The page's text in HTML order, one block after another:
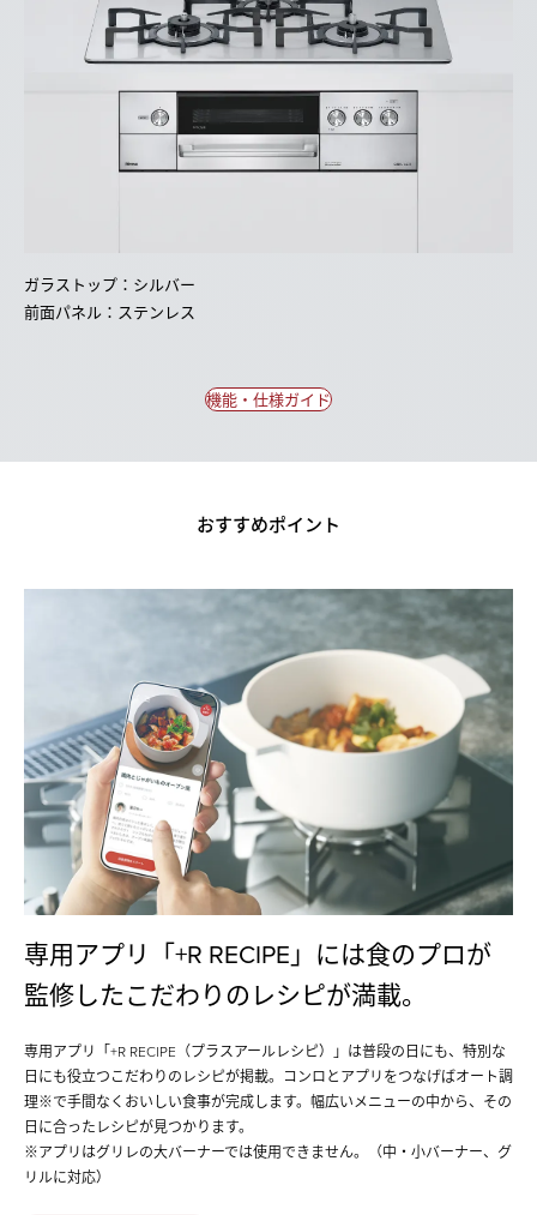
ガラストップ：シルバー
前面パネル：ステンレス
機能・仕様ガイド
おすすめポイント
専用アプリ「+R RECIPE」には食のプロが
監修したこだわりのレシピが満載。
専用アプリ「+R RECIPE（プラスアールレシピ）」は普段の日にも、特別な
日にも役立つこだわりのレシピが掲載。コンロとアプリをつなげばオート調
理※で手間なくおいしい食事が完成します。幅広いメニューの中から、その
日に合ったレシピが見つかります。
※アプリはグリレの大バーナーでは使用できません。（中・小バーナー、グ
リルに対応）